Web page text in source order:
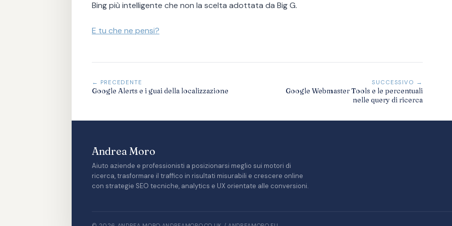
Bing più intelligente che non la scelta adottata da Big G.
E tu che ne pensi?
← PRECEDENTE
Google Alerts e i guai della localizzazione
SUCCESSIVO →
Google Webmaster Tools e le percentuali
nelle query di ricerca
Andrea Moro
Aiuto aziende e professionisti a posizionarsi meglio sui motori di
ricerca, trasformare il traffico in risultati misurabili e crescere online
con strategie SEO tecniche, analytics e UX orientate alle conversioni.